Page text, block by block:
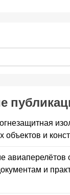
и
авиаперелётов
и